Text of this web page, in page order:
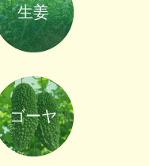
生姜
ゴーヤ